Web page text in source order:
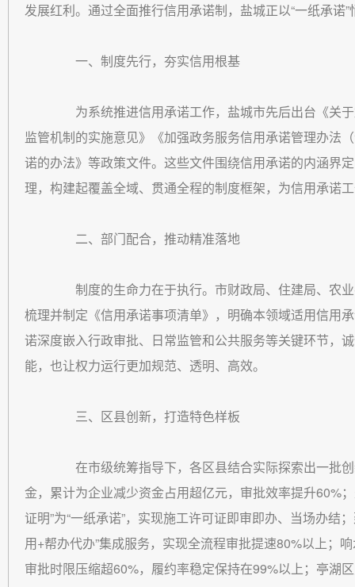
发展红利。通过全面推行信用承诺制，盐城正以“一纸承诺
一、制度先行，夯实信用根基
为系统推进信用承诺工作，盐城市先后出台《关
监管机制的实施意见》《加强政务服务信用承诺管理办法
诺的办法》等政策文件。这些文件围绕信用承诺的内涵
理，构建起覆盖全域、贯通全程的制度框架，为信用承诺
二、部门配合，推动精准落地
制度的生命力在于执行。市财政局、住建局、农
梳理并制定《信用承诺事项清单》，明确本领域适用信用
诺深度嵌入行政审批、日常监管和公共服务等关键环节，
能，也让权力运行更加规范、透明、高效。
三、区县创新，打造特色样板
在市级统筹指导下，各区县结合实际探索出一批
金，累计为企业减少资金占用超亿元，审批效率提升60%
证明”为“一纸承诺”，实现施工许可证即审即办、当场办结
用+帮办代办”集成服务，实现全流程审批提速80%以上；
审批时限压缩超60%，履约率稳定保持在99%以上；亭湖